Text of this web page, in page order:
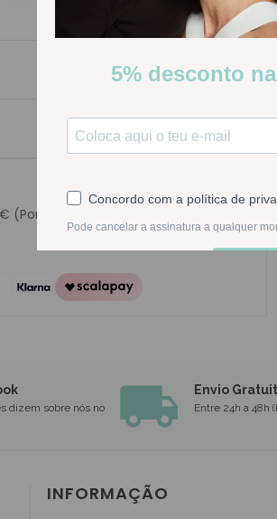
(Portugal Continental)
dizem sobre nós no
Envio
Entre 24h a 48h
INFORMAÇÃO